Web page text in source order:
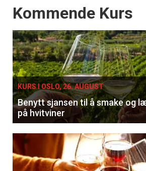
Events
Kommende Kurs
KURS I OSLO, 26. AUGUST
Benytt sjansen til å smake og
på hvitviner